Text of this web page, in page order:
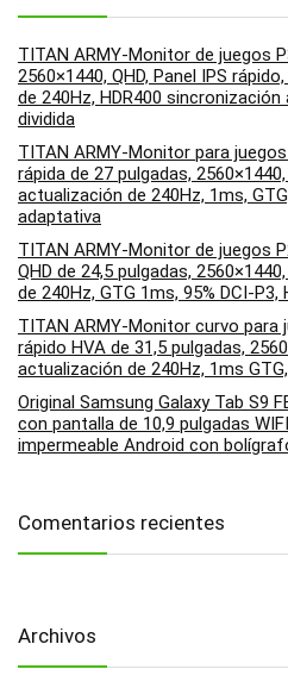
TITAN ARMY-Monitor de juegos
2560×1440, QHD, Panel IPS
de 240Hz, HDR400
dividida
TITAN ARMY-Monitor para
rápida de 27 pulgadas,
actualización de 240Hz, 1ms,
adaptativa
TITAN ARMY-Monitor de juegos
QHD de 24,5 pulgadas,
de 240Hz, GTG 1ms, 95% DCI-P3,
TITAN ARMY-Monitor curvo para
rápido HVA de 31,5 pulgadas,
actualización de 240Hz, 1ms GTG,
Original Samsung Galaxy Tab S9
con pantalla de 10,9 pulgadas
impermeable Android con
Comentarios recientes
Archivos